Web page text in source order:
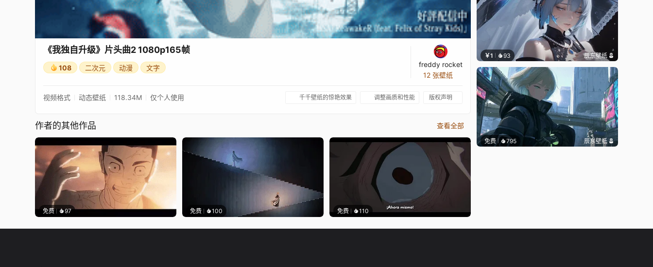
《我独自升级》片头曲2 1080p165帧
108 二次元 动漫 文字
freddy rocket
12 张壁纸
视频格式 动态壁纸 118.34M 仅个人使用 千千壁纸的惊艳效果 调整画质和性能 版权声明
作者的其他作品 查看全部
免费 97 免费 100 免费 110
￥1 93 辰东壁纸
免费 795 辰东壁纸